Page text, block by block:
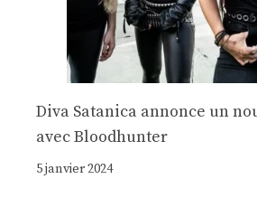
Diva Satanica annonce un
avec Bloodhunter
5 janvier 2024